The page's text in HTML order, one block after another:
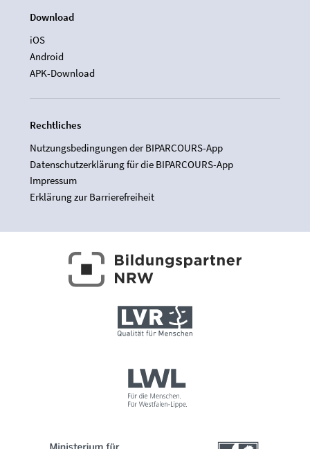
Download
iOS
Android
APK-Download
Rechtliches
Nutzungsbedingungen der BIPARCOURS-App
Datenschutzerklärung für die BIPARCOURS-App
Impressum
Erklärung zur Barrierefreiheit